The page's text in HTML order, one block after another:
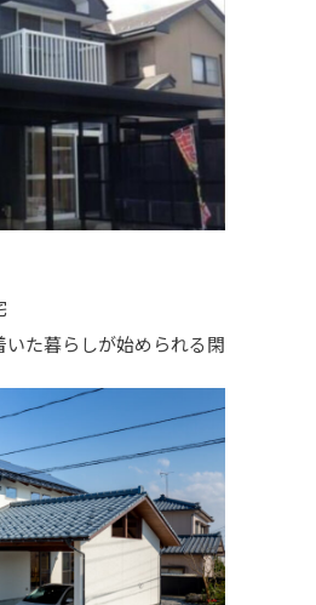
た暮らしが始められる閑